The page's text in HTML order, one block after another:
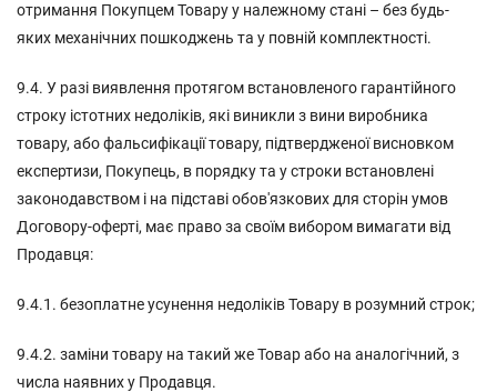
отримання Покупцем Товару у належному стані – без будь-
яких механічних пошкоджень та у повній комплектності.
9.4. У разі виявлення протягом встановленого гарантійного
строку істотних недоліків, які виникли з вини виробника
товару, або фальсифікації товару, підтвердженої висновком
експертизи, Покупець, в порядку та у строки встановлені
законодавством і на підставі обов'язкових для сторін умов
Договору-оферті, має право за своїм вибором вимагати від
Продавця:
9.4.1. безоплатне усунення недоліків Товару в розумний строк;
9.4.2. заміни товару на такий же Товар або на аналогічний, з
числа наявних у Продавця.